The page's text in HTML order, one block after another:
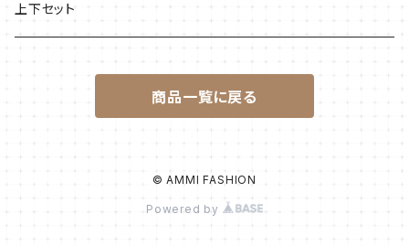
上下セット
商品一覧に戻る
© AMMI FASHION
Powered by